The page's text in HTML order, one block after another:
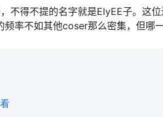
不得不提的名字就是ElyEE子。这
率不如其他coser那么密集，但哪